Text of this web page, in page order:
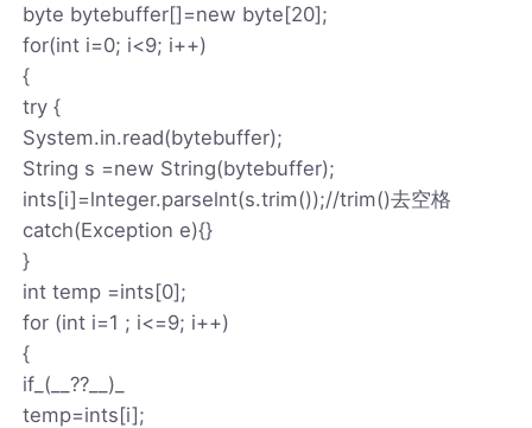
byte bytebuffer[]=new byte[20];
for(int i=0; i<9; i++)
{
try {
System.in.read(bytebuffer);
String s =new String(bytebuffer);
ints[i]=lnteger.parselnt(s.trim());//trim()去空格
catch(Exception e){}
}
int temp =ints[0];
for (int i=1 ; i<=9; i++)
{
if_(__??__)_
temp=ints[i];